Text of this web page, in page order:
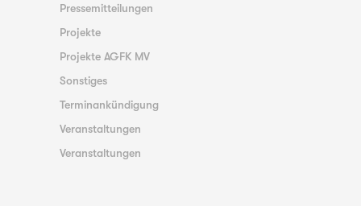
Pressemitteilungen
Projekte
Projekte AGFK MV
Sonstiges
Terminankündigung
Veranstaltungen
Veranstaltungen